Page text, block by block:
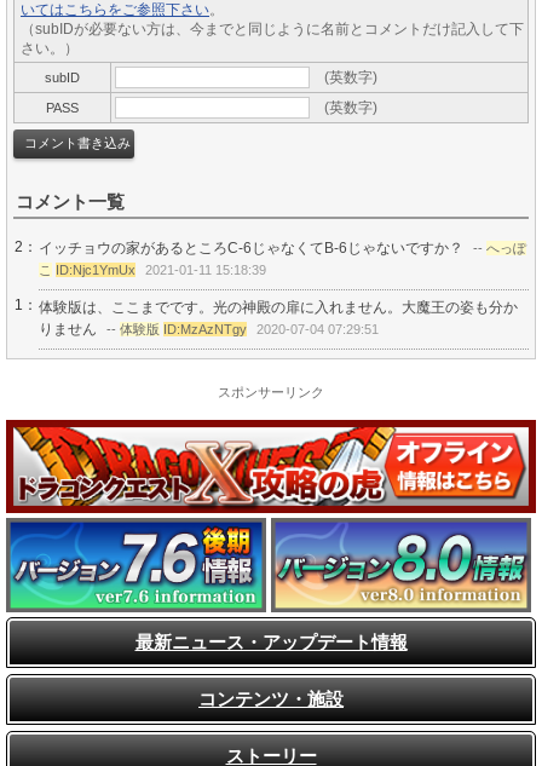
いてはこちらをご参照下さい。
（subIDが必要ない方は、今までと同じように名前とコメントだけ記入して下
さい。）
subID (英数字)
PASS (英数字)
コメント一覧
2： イッチョウの家があるところC-6じゃなくてB-6じゃないですか？ -- へっぽ
こ ID:Njc1YmUx 2021-01-11 15:18:39
1： 体験版は、ここまでです。光の神殿の扉に入れません。大魔王の姿も分か
りません
-- 体験版 ID:MzAzNTgy 2020-07-04 07:29:51
スポンサーリンク
最新ニュース・アップデート情報
コンテンツ・施設
ストーリー